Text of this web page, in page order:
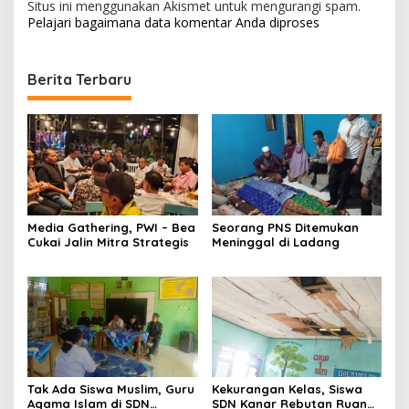
Situs ini menggunakan Akismet untuk mengurangi spam.
Pelajari bagaimana data komentar Anda diproses
Berita Terbaru
Media Gathering, PWI – Bea
Cukai Jalin Mitra Strategis
Seorang PNS Ditemukan
Meninggal di Ladang
Tak Ada Siswa Muslim, Guru
Agama Islam di SDN
Kekurangan Kelas, Siswa
SDN Kanar Rebutan Ruang